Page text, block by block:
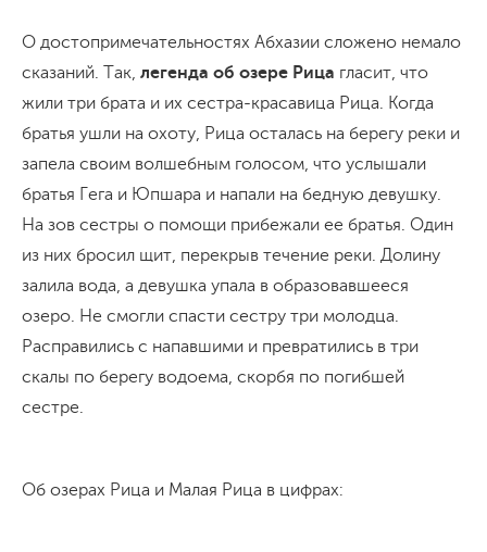
О достопримечательностях Абхазии сложено немало
сказаний. Так, легенда об озере Рица гласит, что
жили три брата и их сестра-красавица Рица. Когда
братья ушли на охоту, Рица осталась на берегу реки и
запела своим волшебным голосом, что услышали
братья Гега и Юпшара и напали на бедную девушку.
На зов сестры о помощи прибежали ее братья. Один
из них бросил щит, перекрыв течение реки. Долину
залила вода, а девушка упала в образовавшееся
озеро. Не смогли спасти сестру три молодца.
Расправились с напавшими и превратились в три
скалы по берегу водоема, скорбя по погибшей
сестре.
Об озерах Рица и Малая Рица в цифрах: